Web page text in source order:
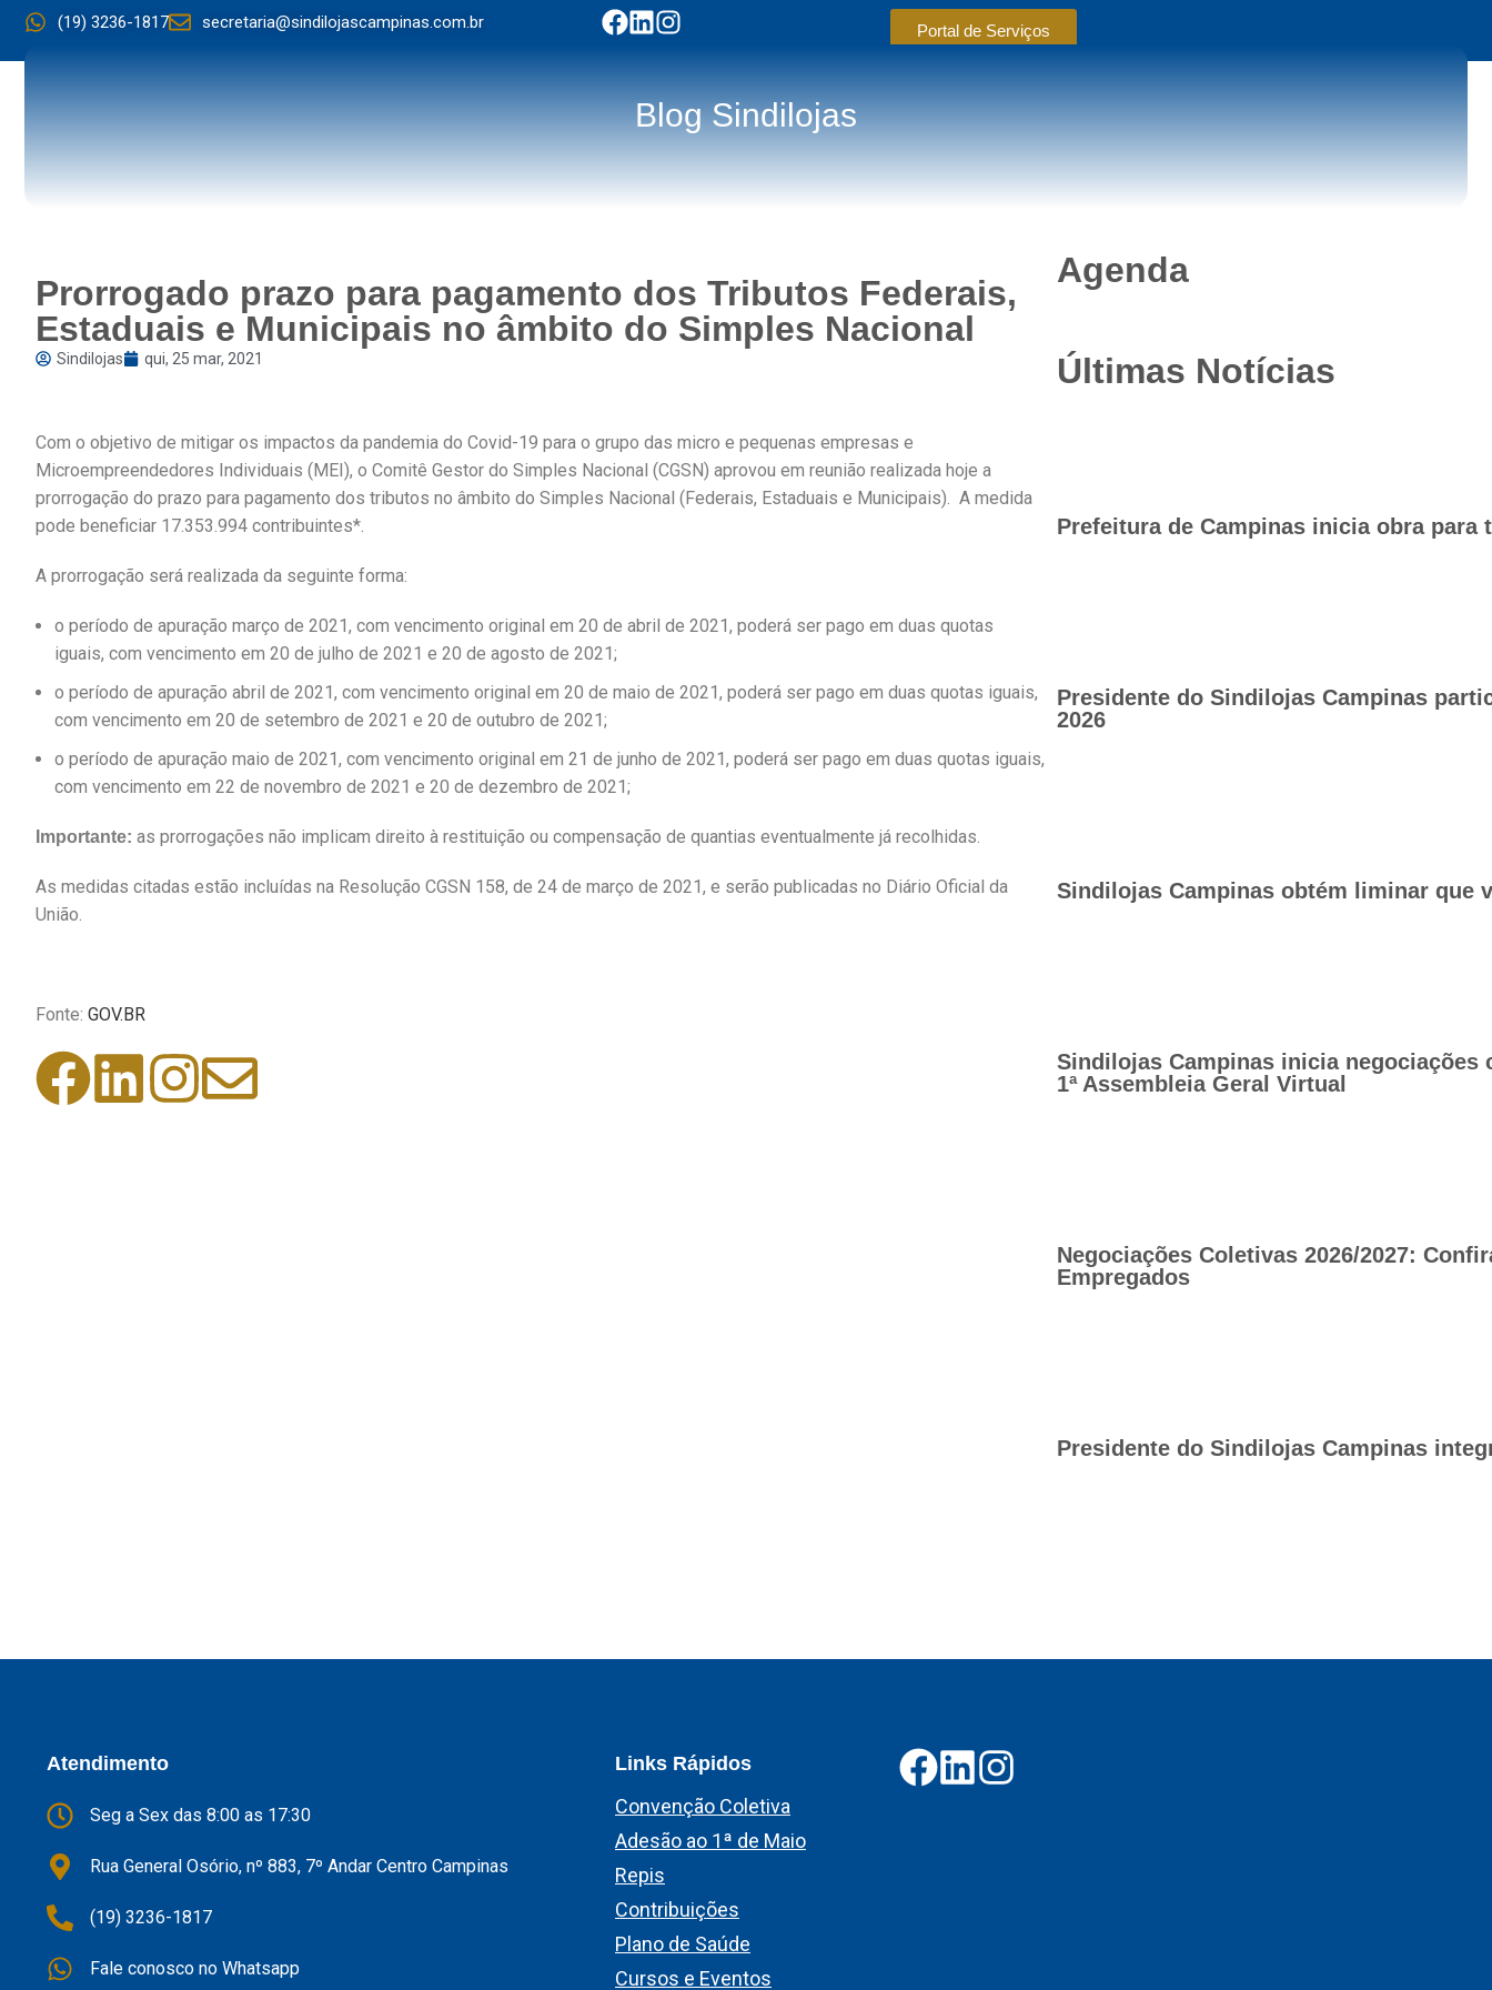
(19) 3236-1817 secretaria@sindilojascampinas.com.br Portal de Serviços
Blog Sindilojas
Prorrogado prazo para pagamento dos Tributos Federais,
Estaduais e Municipais no âmbito do Simples Nacional
Sindilojas qui, 25 mar, 2021
Com o objetivo de mitigar os impactos da pandemia do Covid-19 para o grupo das micro e pequenas empresas e
Microempreendedores Individuais (MEI), o Comitê Gestor do Simples Nacional (CGSN) aprovou em reunião realizada hoje a
prorrogação do prazo para pagamento dos tributos no âmbito do Simples Nacional (Federais, Estaduais e Municipais). A medida
pode beneficiar 17.353.994 contribuintes*.
A prorrogação será realizada da seguinte forma:
o período de apuração março de 2021, com vencimento original em 20 de abril de 2021, poderá ser pago em duas quotas
iguais, com vencimento em 20 de julho de 2021 e 20 de agosto de 2021;
o período de apuração abril de 2021, com vencimento original em 20 de maio de 2021, poderá ser pago em duas quotas iguais,
com vencimento em 20 de setembro de 2021 e 20 de outubro de 2021;
o período de apuração maio de 2021, com vencimento original em 21 de junho de 2021, poderá ser pago em duas quotas iguais,
com vencimento em 22 de novembro de 2021 e 20 de dezembro de 2021;
Importante: as prorrogações não implicam direito à restituição ou compensação de quantias eventualmente já recolhidas.
As medidas citadas estão incluídas na Resolução CGSN 158, de 24 de março de 2021, e serão publicadas no Diário Oficial da
União.
Fonte: GOV.BR
Agenda
Últimas Notícias
Prefeitura de Campinas inicia obra para
Presidente do Sindilojas Campinas
2026
Sindilojas Campinas obtém liminar que
Sindilojas Campinas inicia negociações
1ª Assembleia Geral Virtual
Negociações Coletivas 2026/2027:
Empregados
Presidente do Sindilojas Campinas
Atendimento
Seg a Sex das 8:00 as 17:30
Rua General Osório, nº 883, 7º Andar Centro Campinas
(19) 3236-1817
Fale conosco no Whatsapp
Links Rápidos
Convenção Coletiva
Adesão ao 1ª de Maio
Repis
Contribuições
Plano de Saúde
Cursos e Eventos